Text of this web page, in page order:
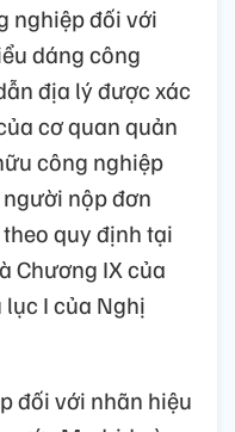
nghiệp đối với
dáng công
địa lý được xác
cơ quan quản
công nghiệp
nộp đơn
quy định tại
Chương IX của
lục I của Nghị
đối với nhãn hiệu